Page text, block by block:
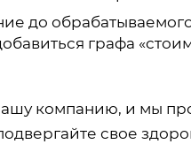
до
графа
компанию, и мы
свое